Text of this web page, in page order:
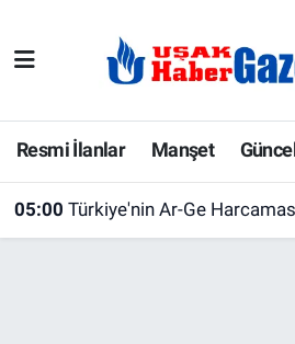
Resmi İlanlar Manşet
05:00 Türkiye'nin Ar-Ge Harcaması 253,5 Milyar TL'ye
E-Gazete
Ekonomi
Uşak Hava Durumu
Uşak Trafik Yoğunluk